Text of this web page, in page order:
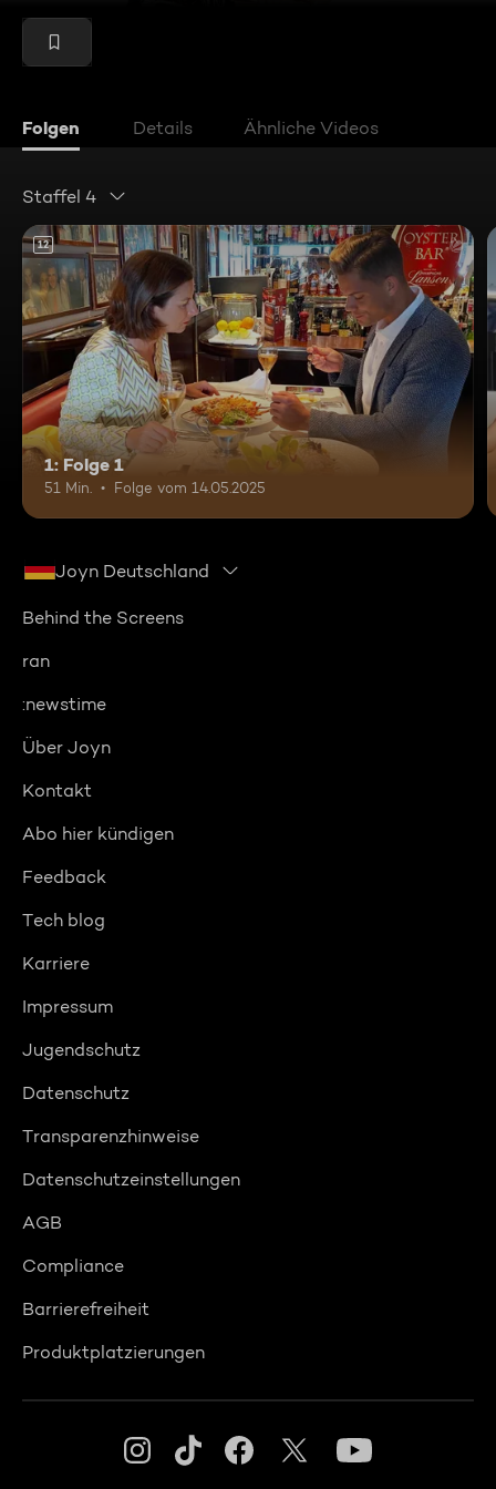
Folgen Details Ähnliche Videos
Staffel 4
12
1: Folge 1
51 Min. Folge vom 14.05.2025
Joyn Deutschland
Behind the Screens
ran
:newstime
Über Joyn
Kontakt
Abo hier kündigen
Feedback
Tech blog
Karriere
Impressum
Jugendschutz
Datenschutz
Transparenzhinweise
Datenschutzeinstellungen
AGB
Compliance
Barrierefreiheit
Produktplatzierungen